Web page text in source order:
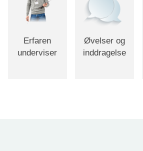
Erfaren
underviser
Øvelser og
inddragelse